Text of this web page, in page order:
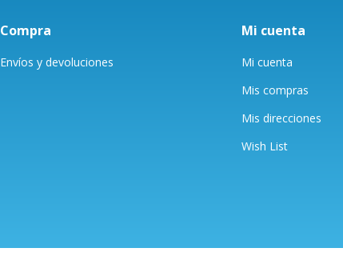
Compra
Envíos y devoluciones
Mi cuenta
Mi cuenta
Mis compras
Mis direcciones
Wish List